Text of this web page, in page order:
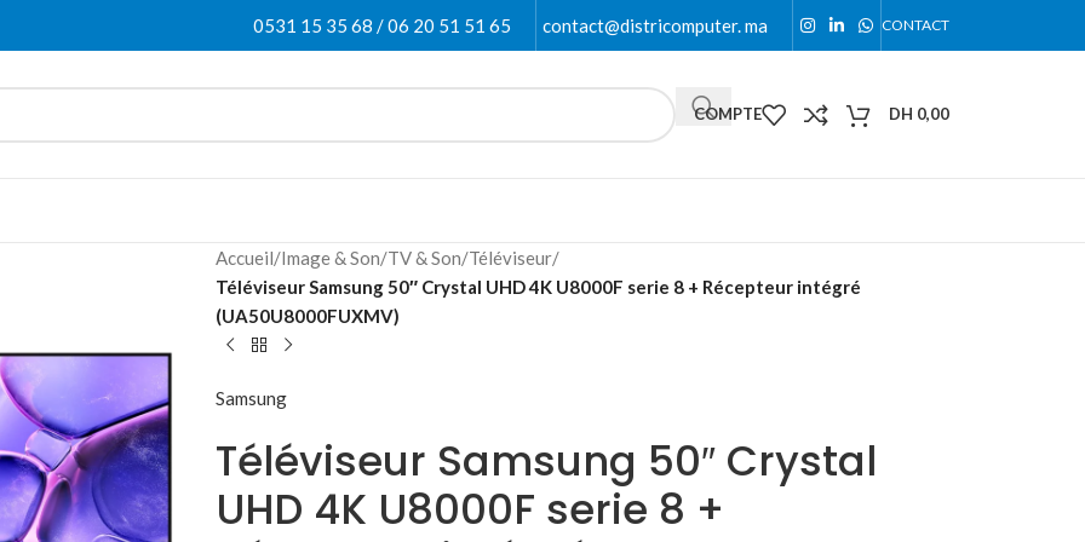
0531 15 35 68 / 06 20 51 51 65 contact@districomputer. ma CONTACT
COMPTE DH 0,00
Accueil/Image & Son/TV & Son/Téléviseur/
Téléviseur Samsung 50″ Crystal UHD 4K U8000F serie 8 + Récepteur intégré
(UA50U8000FUXMV)
Samsung
Téléviseur Samsung 50″ Crystal
UHD 4K U8000F serie 8 +